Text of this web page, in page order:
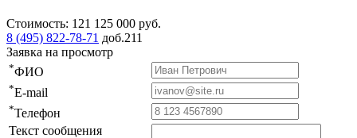
Стоимость: 121 125 000 руб.
8 (495) 822-78-71 доб.211
Заявка на просмотр
*ФИО
*E-mail
*Телефон
Текст сообщения